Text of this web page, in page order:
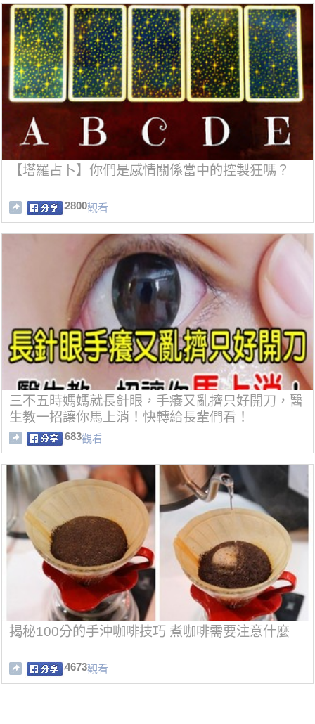
【塔羅占卜】你們是感情關係當中的控製狂嗎？
2800觀看
三不五時媽媽就長針眼，手癢又亂擠只好開刀，醫
生教一招讓你馬上消！快轉給長輩們看！
683觀看
揭秘100分的手沖咖啡技巧 煮咖啡需要注意什麼
4673觀看